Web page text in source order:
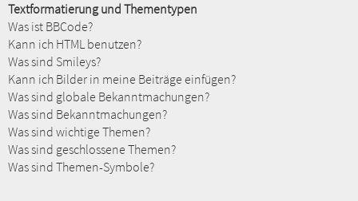
Textformatierung und Thementypen
Was ist BBCode?
Kann ich HTML benutzen?
Was sind Smileys?
Kann ich Bilder in meine Beiträge einfügen?
Was sind globale Bekanntmachungen?
Was sind Bekanntmachungen?
Was sind wichtige Themen?
Was sind geschlossene Themen?
Was sind Themen-Symbole?